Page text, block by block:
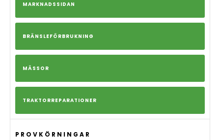
MARKNADSSIDAN
BRÄNSLEFÖRBRUKNING
MÄSSOR
TRAKTORREPARATIONER
PROVKÖRNINGAR